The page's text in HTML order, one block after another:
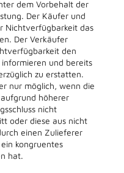
dem Vorbehalt der
Der Käufer und
Nichtverfügbarkeit das
Der Verkäufer
den
und bereits
zu erstatten.
nur möglich, wenn die
höherer
nicht
oder diese aus nicht
einen Zulieferer
kongruentes
hat.